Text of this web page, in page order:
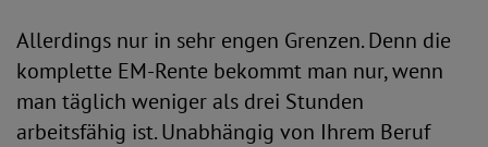
Allerdings nur in sehr engen Grenzen. Denn die
komplette EM-Rente bekommt man nur, wenn
man täglich weniger als drei Stunden
arbeitsfähig ist. Unabhängig von Ihrem Beruf